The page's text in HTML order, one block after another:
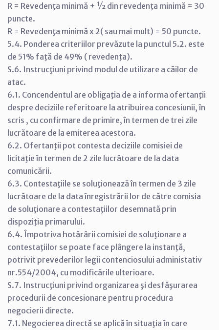
R = Revedenţa minimă + ½ din revedenţa minimă = 30
puncte.
R = Revedenţa minimă x 2( sau mai mult) = 50 puncte.
5.4. Ponderea criteriilor prevăzute la punctul 5.2. este
de 51% faţă de 49% ( revedenţa).
S.6. Instrucţiuni privind modul de utilizare a căilor de
atac.
6.1. Concendentul are obligaţia de a informa ofertanţii
despre deciziile referitoare la atribuirea concesiunii, în
scris , cu confirmare de primire, în termen de trei zile
lucrătoare de la emiterea acestora.
6.2. Ofertanţii pot contesta deciziile comisiei de
licitaţie în termen de 2 zile lucrătoare de la data
comunicării.
6.3. Contestaţiile se soluţionează în termen de 3 zile
lucrătoare de la data înregistrării lor de către comisia
de soluţionare a contestaţiilor desemnată prin
dispoziţia primarului.
6.4. Împotriva hotărârii comisiei de soluţionare a
contestaţiilor se poate face plângere la instanţă,
potrivit prevederilor legii contenciosului administativ
nr.554/2004, cu modificările ulterioare.
S.7. Instrucţiuni privind organizarea şi desfăşurarea
procedurii de concesionare pentru procedura
negocierii directe.
7.1. Negocierea directă se aplică în situaţia în care